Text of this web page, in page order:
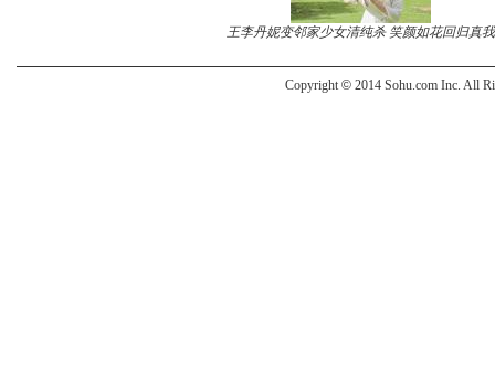
王李丹妮变邻家少女清纯杀 笑颜如花回归真我
Copyright © 2014 Sohu.com Inc. All